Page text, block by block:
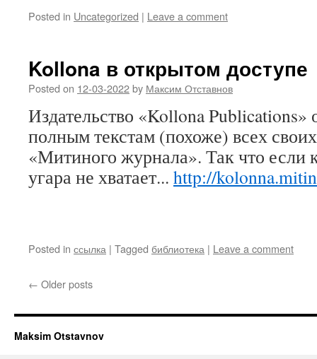
Posted in Uncategorized | Leave a comment
Kollona в открытом доступе
Posted on 12-03-2022by Максим Отставнов
Издательство «Kollona Publications»
полным текстам (похоже) всех
«Митиного журнала». Так что если
угара не хватает... http://
Posted in ссылка | Tagged библиотека | Leave a comment
← Older posts
Maksim Otstavnov